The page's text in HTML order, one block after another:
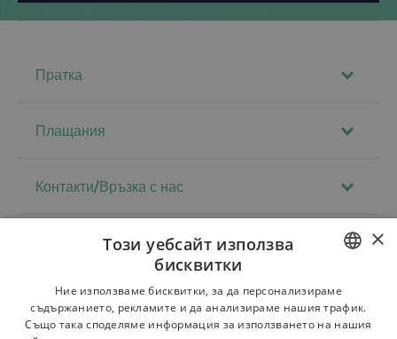
Пратка
Плащания
Контакти/Връзка с нас
Доставка
POLISH
BULGARIAN
×
Този уебсайт използва
бисквитки
Ние използваме бисквитки, за да персонализираме
съдържанието, рекламите и да анализираме нашия трафик.
Също така споделяме информация за използването на нашия